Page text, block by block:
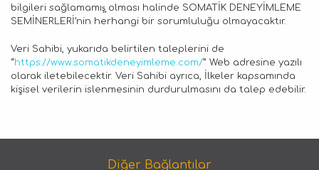
bilgileri sağlamamış̧ olması halinde SOMATİK DENEYİMLEME
SEMİNERLERİ’nin herhangi bir sorumluluğu olmayacaktır.
Veri Sahibi, yukarıda belirtilen taleplerini de
“https://www.somatikdeneyimleme.com/” Web adresine yazılı
olarak iletebilecektir. Veri Sahibi ayrıca, İlkeler kapsamında
kişisel verilerin islenmesinin durdurulmasını da talep edebilir.
Diğer Bağlantılar